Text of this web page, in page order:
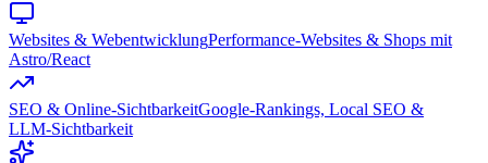
Websites & WebentwicklungPerformance-Websites & Shops mit
Astro/React
SEO & Online-SichtbarkeitGoogle-Rankings, Local SEO &
LLM-Sichtbarkeit